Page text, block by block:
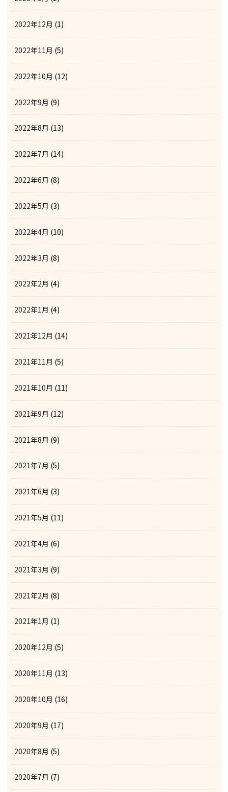
2022年12月 (1)
2022年11月 (5)
2022年10月 (12)
2022年9月 (9)
2022年8月 (13)
2022年7月 (14)
2022年6月 (8)
2022年5月 (3)
2022年4月 (10)
2022年3月 (8)
2022年2月 (4)
2022年1月 (4)
2021年12月 (14)
2021年11月 (5)
2021年10月 (11)
2021年9月 (12)
2021年8月 (9)
2021年7月 (5)
2021年6月 (3)
2021年5月 (11)
2021年4月 (6)
2021年3月 (9)
2021年2月 (8)
2021年1月 (1)
2020年12月 (5)
2020年11月 (13)
2020年10月 (16)
2020年9月 (17)
2020年8月 (5)
2020年7月 (7)